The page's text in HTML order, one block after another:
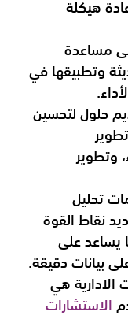
هيكلة
مساعدة
وتطبيقها في
حلول لتحسين
وتطوير
تحليل
نقاط القوة
يساعد على
بيانات دقيقة.
الادارية هي
الاستشارات